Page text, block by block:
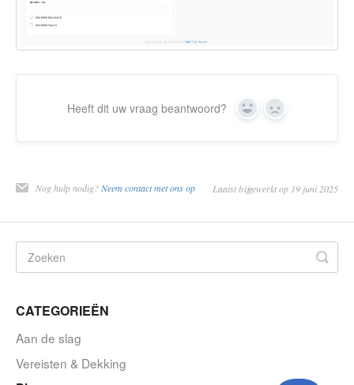
Heeft dit uw vraag beantwoord? Ja Nee
Nog hulp nodig?Neem contact met ons op Laatst bijgewerkt op 19 juni 2025
CATEGORIEËN
Aan de slag
Vereisten & Dekking